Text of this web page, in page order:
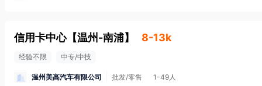
信用卡中心 【温州-南浦】 8-13k
经验不限 中专/中技
温州美高汽车有限公司 批发/零售 1-49人